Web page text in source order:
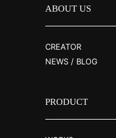
ABOUT US
CREATOR
NEWS / BLOG
PRODUCT